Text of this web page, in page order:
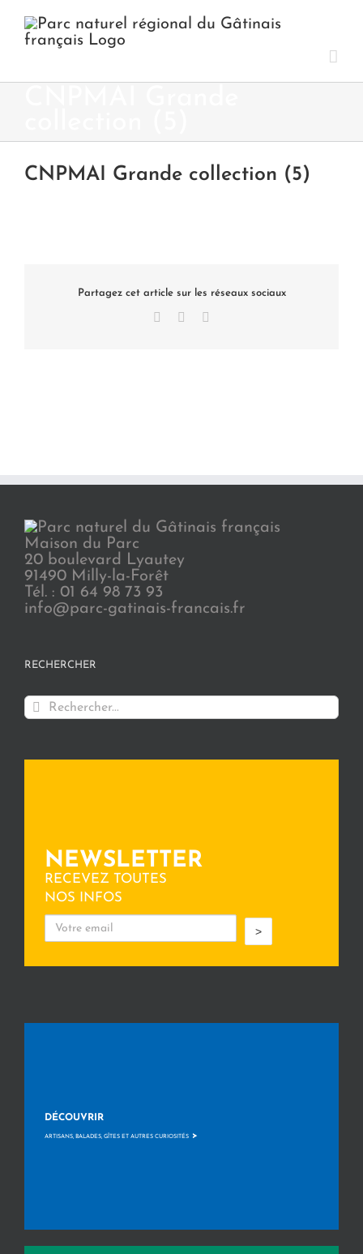
contenu
CNPMAI Grande collection (5)
Partagez cet article sur les réseaux sociaux
Facebook
Maison du Parc
20 boulevard Lyautey
91490 Milly-la-Forêt
Tél. : 01 64 98 73 93
info@parc-gatinais-francais.fr
RECHERCHER
Rechercher:
NEWSLETTER
RECEVEZ TOUTES
NOS INFOS
>
DÉCOUVRIR
ARTISANS, BALADES, GÎTES ET AUTRES CURIOSITÉS >